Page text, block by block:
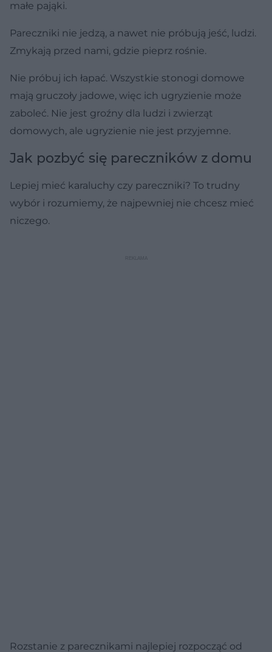
małe pająki.
Pareczniki nie jedzą, a nawet nie próbują jeść, ludzi.
Zmykają przed nami, gdzie pieprz rośnie.
Nie próbuj ich łapać. Wszystkie stonogi domowe
mają gruczoły jadowe, więc ich ugryzienie może
zaboleć. Nie jest groźny dla ludzi i zwierząt
domowych, ale ugryzienie nie jest przyjemne.
Jak pozbyć się pareczników z domu
Lepiej mieć karaluchy czy pareczniki? To trudny
wybór i rozumiemy, że najpewniej nie chcesz mieć
niczego.
Rozstanie z parecznikami najlepiej rozpocząć od